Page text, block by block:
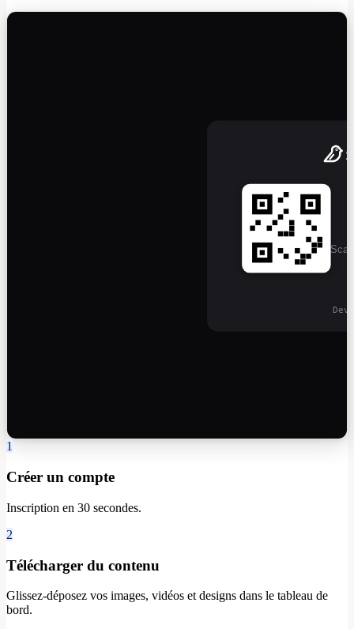
1
Créer un compte
Inscription en 30 secondes.
2
Télécharger du contenu
Glissez-déposez vos images, vidéos et designs dans le tableau de
bord.